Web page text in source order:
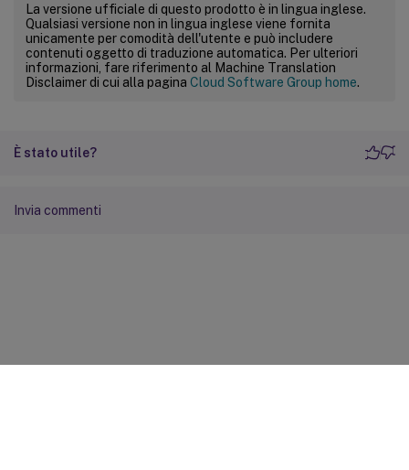
La versione ufficiale di questo prodotto è in lingua inglese.
Qualsiasi versione non in lingua inglese viene fornita
unicamente per comodità dell'utente e può includere
contenuti oggetto di traduzione automatica. Per ulteriori
informazioni, fare riferimento al Machine Translation
Disclaimer di cui alla pagina Cloud Software Group home.
È stato utile?
Invia commenti